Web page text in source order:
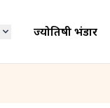
ज्योतिषी भंडार